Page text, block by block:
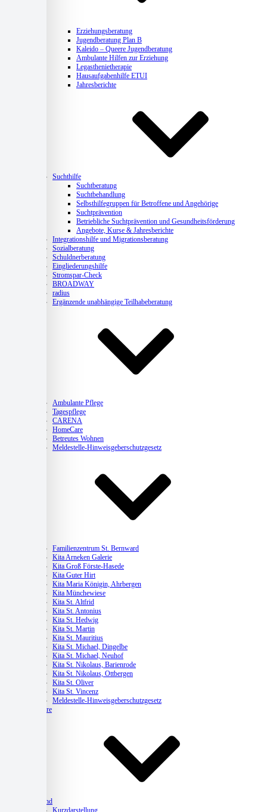
Erziehungsberatung
Jugendberatung Plan B
Kaleido – Queere Jugendberatung
Ambulante Hilfen zur Erziehung
Legasthenietherapie
Hausaufgabenhilfe ETUI
Jahresberichte
Suchthilfe
Suchtberatung
Suchtbehandlung
Selbsthilfegruppen für Betroffene und Angehörige
Suchtprävention
Betriebliche Suchtprävention und Gesundheitsförderung
Angebote, Kurse & Jahresberichte
Integrationshilfe und Migrationsberatung
Sozialberatung
Schuldnerberatung
Eingliederungshilfe
Stromspar-Check
BROADWAY
radius
Ergänzende unabhängige Teilhabeberatung
Ambulante Pflege
Tagespflege
CARENA
HomeCare
Betreutes Wohnen
Meldestelle-Hinweisgeberschutzgesetz
Familienzentrum St. Bernward
Kita Arneken Galerie
Kita Groß Förste-Hasede
Kita Guter Hirt
Kita Maria Königin, Ahrbergen
Kita Münchewiese
Kita St. Altfrid
Kita St. Antonius
Kita St. Hedwig
Kita St. Martin
Kita St. Mauritius
Kita St. Michael, Dingelbe
Kita St. Michael, Neuhof
Kita St. Nikolaus, Barienrode
Kita St. Nikolaus, Ottbergen
Kita St. Oliver
Kita St. Vincenz
Meldestelle-Hinweisgeberschutzgesetz
Karriere
Verband